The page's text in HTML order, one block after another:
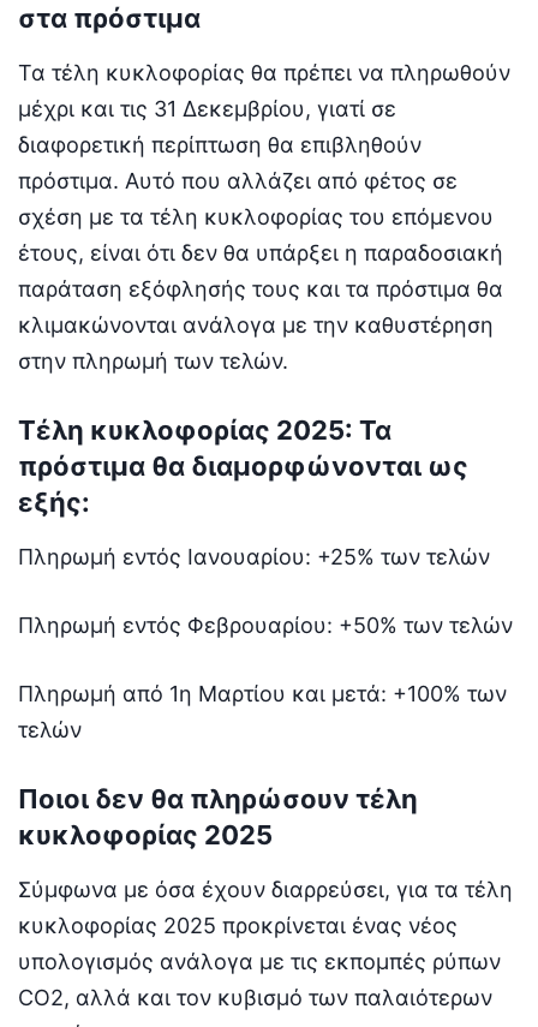
στα πρόστιμα
Τα τέλη κυκλοφορίας θα πρέπει να πληρωθούν
μέχρι και τις 31 Δεκεμβρίου, γιατί σε
διαφορετική περίπτωση θα επιβληθούν
πρόστιμα. Αυτό που αλλάζει από φέτος σε
σχέση με τα τέλη κυκλοφορίας του επόμενου
έτους, είναι ότι δεν θα υπάρξει η παραδοσιακή
παράταση εξόφλησής τους και τα πρόστιμα θα
κλιμακώνονται ανάλογα με την καθυστέρηση
στην πληρωμή των τελών.
Τέλη κυκλοφορίας 2025: Τα
πρόστιμα θα διαμορφώνονται ως
εξής:
Πληρωμή εντός Ιανουαρίου: +25% των τελών
Πληρωμή εντός Φεβρουαρίου: +50% των τελών
Πληρωμή από 1η Μαρτίου και μετά: +100% των
τελών
Ποιοι δεν θα πληρώσουν τέλη
κυκλοφορίας 2025
Σύμφωνα με όσα έχουν διαρρεύσει, για τα τέλη
κυκλοφορίας 2025 προκρίνεται ένας νέος
υπολογισμός ανάλογα με τις εκπομπές ρύπων
CO2, αλλά και τον κυβισμό των παλαιότερων